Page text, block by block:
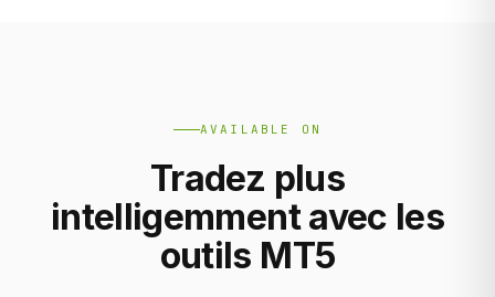
AVAILABLE ON
Tradez plus
intelligemment avec les
outils MT5